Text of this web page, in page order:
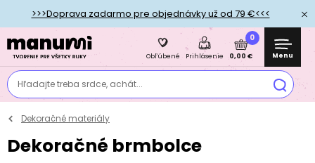
>>>Doprava zadarmo pre objednávky už od 79 €<<<
Hľadajte treba srdce, achát...
Obľúbené Prihlásenie
0
0,00 € Menu
Dekoračné materiály
Dekoračné brmbolce